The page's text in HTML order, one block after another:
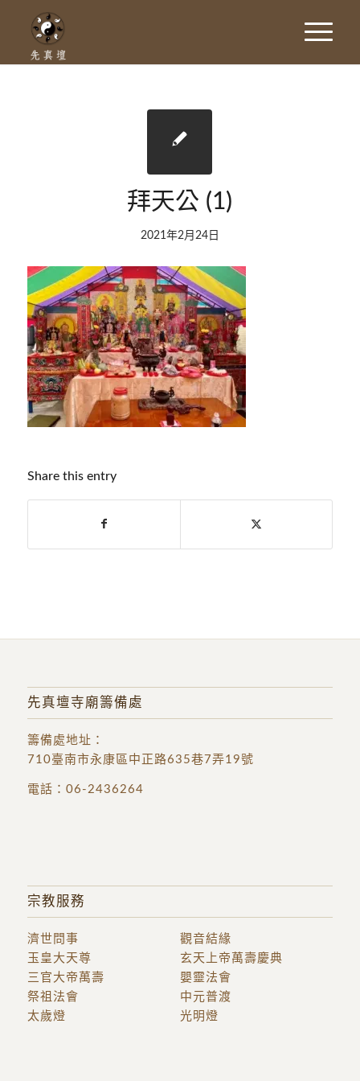
拜天公 (1)
2021年2月24日
Share this entry
先真壇寺廟籌備處
籌備處地址 ：
710臺南市永康區中正路635巷7弄19號
電話： 06-2436264
宗教服務
濟世問事
觀音結緣
玉皇大天尊
三官大帝萬壽
玄天上帝萬壽慶典
嬰靈法會
祭祖法會
中元普渡
太歲燈
光明燈